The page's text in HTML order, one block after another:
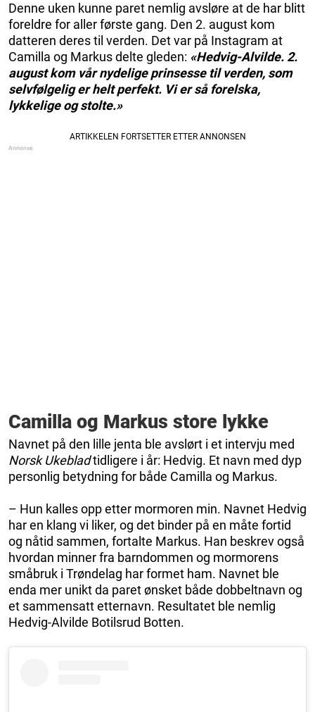
Denne uken kunne paret nemlig avsløre at de har blitt
foreldre for aller første gang. Den 2. august kom
datteren deres til verden. Det var på Instagram at
Camilla og Markus delte gleden: «Hedvig-Alvilde. 2.
august kom vår nydelige prinsesse til verden, som
selvfølgelig er helt perfekt. Vi er så forelska,
lykkelige og stolte.»
Camilla og Markus store lykke
Navnet på den lille jenta ble avslørt i et intervju med
Norsk Ukebladtidligere i år: Hedvig. Et navn med dyp
personlig betydning for både Camilla og Markus.
– Hun kalles opp etter mormoren min. Navnet Hedvig
har en klang vi liker, og det binder på en måte fortid
og nåtid sammen, fortalte Markus. Han beskrev også
hvordan minner fra barndommen og mormorens
småbruk i Trøndelag har formet ham. Navnet ble
enda mer unikt da paret ønsket både dobbeltnavn og
et sammensatt etternavn. Resultatet ble nemlig
Hedvig-Alvilde Botilsrud Botten.